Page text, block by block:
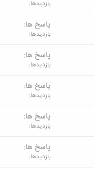
بازدیدها
پاسخ ها
بازدیدها
پاسخ ها
بازدیدها
پاسخ ها
بازدیدها
پاسخ ها
بازدیدها
پاسخ ها
بازدیدها